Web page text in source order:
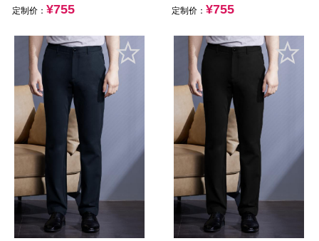
定制价： ¥755 定制价： ¥755